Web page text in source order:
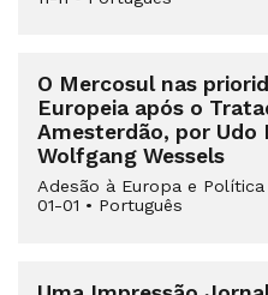
O Mercosul nas
Europeia após o
Amesterdão, por Udo
Wolfgang Wessels
Adesão à Europa e
01-01 • Português